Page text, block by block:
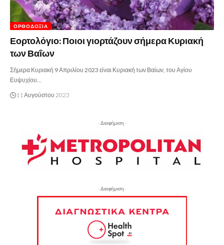
ΟΡΘΟΔΟΞΊΑ
Εορτολόγιο: Ποιοι γιορτάζουν σήμερα Κυριακή
των Βαΐων
Σήμερα Κυριακή 9 Απριλίου 2023 είναι Κυριακή των Βαίων, του Αγίου
Ευψυχίου…
11 Αυγούστου 2023
- Διαφήμιση -
- Διαφήμιση -